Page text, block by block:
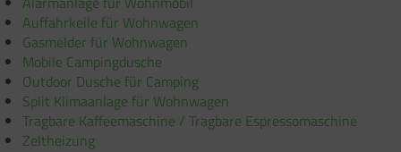
Auffahrkeile für Wohnwagen
Gasmelder für Wohnwagen
Mobile Campingdusche
Outdoor Dusche für Camping
Split Klimaanlage für Wohnwagen
Tragbare Kaffeemaschine / Tragbare Espressomaschine
Zeltheizung